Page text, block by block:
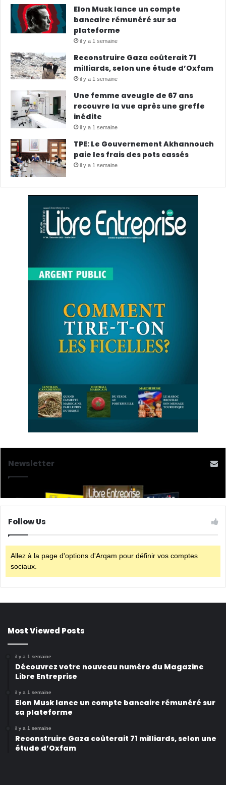
Elon Musk lance un compte
bancaire rémunéré sur sa
plateforme
il y a 1 semaine
Reconstruire Gaza coûterait 71
milliards, selon une étude d’Oxfam
il y a 1 semaine
Une femme aveugle de 67 ans
recouvre la vue après une greffe
inédite
il y a 1 semaine
TPE: Le Gouvernement Akhannouch
paie les frais des pots cassés
il y a 1 semaine
Newsletter
Follow Us
Allez à la page d'options d'Arqam pour définir vos comptes
sociaux.
Most Viewed Posts
il y a 1 semaine
Découvrez votre nouveau numéro du Magazine
Libre Entreprise
il y a 1 semaine
Elon Musk lance un compte bancaire rémunéré sur
sa plateforme
il y a 1 semaine
Reconstruire Gaza coûterait 71 milliards, selon une
étude d’Oxfam